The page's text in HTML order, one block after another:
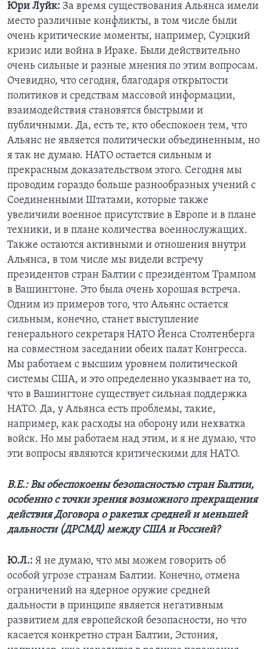
Юри Луйк: За время существования Альянса имели
место различные конфликты, в том числе были
очень критические моменты, например, Суэцкий
кризис или война в Ираке. Были действительно
очень сильные и разные мнения по этим вопросам.
Очевидно, что сегодня, благодаря открытости
политиков и средствам массовой информации,
взаимодействия становятся быстрыми и
публичными. Да, есть те, кто обеспокоен тем, что
Альянс не является политически объединенным, но
я так не думаю. НАТО остается сильным и
прекрасным доказательством этого. Сегодня мы
проводим гораздо больше разнообразных учений с
Соединенными Штатами, которые также
увеличили военное присутствие в Европе и в плане
техники, и в плане количества военнослужащих.
Также остаются активными и отношения внутри
Альянса, в том числе мы видели встречу
президентов стран Балтии с президентом Трампом
в Вашингтоне. Это была очень хорошая встреча.
Одним из примеров того, что Альянс остается
сильным, конечно, станет выступление
генерального секретаря НАТО Йенса Столтенберга
на совместном заседании обеих палат Конгресса.
Мы работаем с высшим уровнем политической
системы США, и это определенно указывает на то,
что в Вашингтоне существует сильная поддержка
НАТО. Да, у Альянса есть проблемы, такие,
например, как расходы на оборону или нехватка
войск. Но мы работаем над этим, и я не думаю, что
эти вопросы являются критическими для НАТО.
В.Е.: Вы обеспокоены безопасностью стран Балтии,
особенно с точки зрения возможного прекращения
действия Договора о ракетах средней и меньшей
дальности (ДРСМД) между США и Россией?
Ю.Л.: Я не думаю, что мы можем говорить об
особой угрозе странам Балтии. Конечно, отмена
ограничений на ядерное оружие средней
дальности в принципе является негативным
развитием для европейской безопасности, но что
касается конкретно стран Балтии, Эстония,